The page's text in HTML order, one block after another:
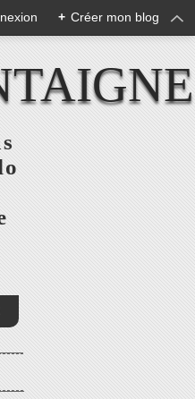
+ Créer mon blog